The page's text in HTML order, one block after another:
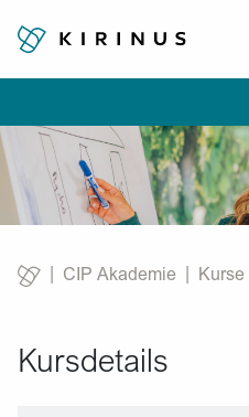
CIP Akademie Kurse
Kursdetails